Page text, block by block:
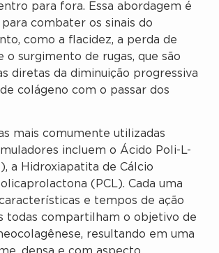
para fora. Essa abordagem é
combater os sinais do
como a flacidez, a perda de
o surgimento de rugas, que são
diretas da diminuição progressiva
colágeno com o passar dos
mais comumente utilizadas
incluem o Ácido Poli-L-
a Hidroxiapatita de Cálcio
(PCL). Cada uma
e tempos de ação
todas compartilham o objetivo de
resultando em uma